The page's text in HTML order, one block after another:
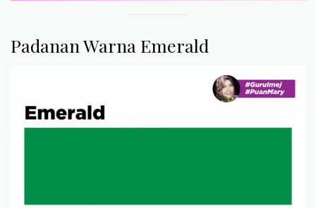
Padanan Warna Emerald